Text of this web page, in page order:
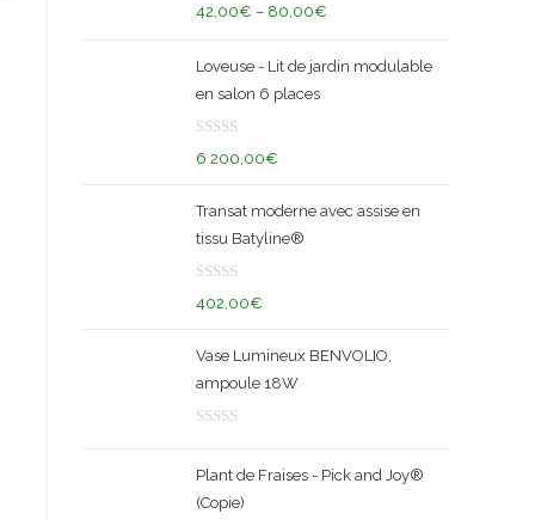
s
r
e
0
s
u
5
42,00€ – 80,00€
Loveuse - Lit de jardin modulable
en salon 6 places
N
0
s
u
5
6 200,00€
Transat moderne avec assise en
tissu Batyline®
0
s
r
5
402,00€
Vase Lumineux BENVOLIO,
ampoule 18W
e
Plant de Fraises - Pick and Joy®
(Copie)